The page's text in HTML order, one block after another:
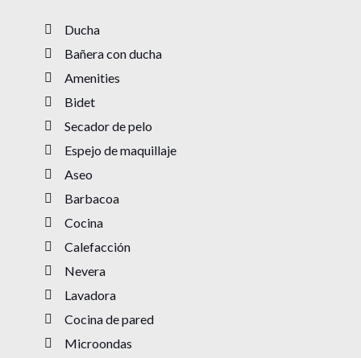
Ducha
Bañera con ducha
Amenities
Bidet
Secador de pelo
Espejo de maquillaje
Aseo
Barbacoa
Cocina
Calefacción
Nevera
Lavadora
Cocina de pared
Microondas